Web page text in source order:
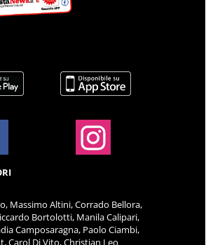
Massimo Altini, Corrado Bellora,
Bortolotti, Manila Calipari,
Camposaragna, Paolo Ciambi,
Carol Di Vito, Christian Leo